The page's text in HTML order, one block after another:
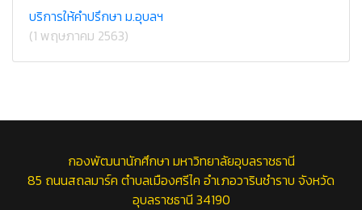
บริการให้คำปรึกษา ม.อุบลฯ
(1 พฤษภาคม 2563)
กองพัฒนานักศึกษา มหาวิทยาลัยอุบลราชธานี
85 ถนนสถลมาร์ค ตำบลเมืองศรีไค อำเภอวารินชำราบ จังหวัด
อุบลราชธานี 34190